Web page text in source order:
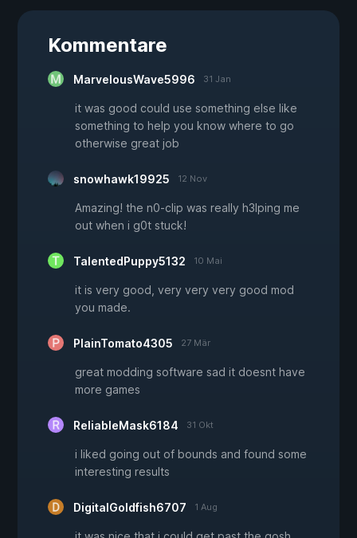
Kommentare
MarvelousWave5996 31 Jan
it was good could use something else like
something to help you know where to go
otherwise great job
snowhawk19925 12 Nov
Amazing! the n0-clip was really h3lping me
out when i g0t stuck!
TalentedPuppy5132 10 Mai
it is very good, very very very good mod
you made.
PlainTomato4305 27 Mär
great modding software sad it doesnt have
more games
ReliableMask6184 31 Okt
i liked going out of bounds and found some
interesting results
DigitalGoldfish6707 1 Aug